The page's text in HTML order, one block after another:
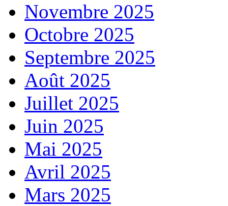
Novembre 2025
Octobre 2025
Septembre 2025
Août 2025
Juillet 2025
Juin 2025
Mai 2025
Avril 2025
Mars 2025